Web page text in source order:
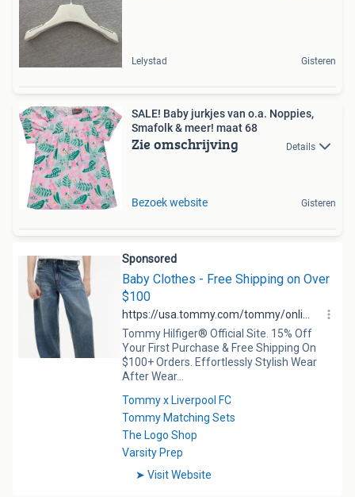
Lelystad Gisteren
SALE! Baby jurkjes van o.a. Noppies,
Smafolk & meer! maat 68
Zie omschrijving Details
Bezoek website Gisteren